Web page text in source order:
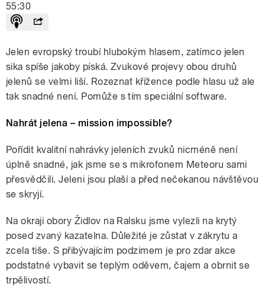
55:30
Jelen evropský troubí hlubokým hlasem, zatímco jelen
sika spíše jakoby píská. Zvukové projevy obou druhů
jelenů se velmi liší. Rozeznat křížence podle hlasu už ale
tak snadné není. Pomůže s tím speciální software.
Nahrát jelena – mission impossible?
Pořídit kvalitní nahrávky jeleních zvuků nicméně není
úplně snadné, jak jsme se s mikrofonem Meteoru sami
přesvědčili. Jeleni jsou plaší a před nečekanou návštěvou
se skryjí.
Na okraji obory Židlov na Ralsku jsme vylezli na krytý
posed zvaný kazatelna. Důležité je zůstat v zákrytu a
zcela tiše. S přibývajícím podzimem je pro zdar akce
podstatné vybavit se teplým oděvem, čajem a obrnit se
trpělivostí.